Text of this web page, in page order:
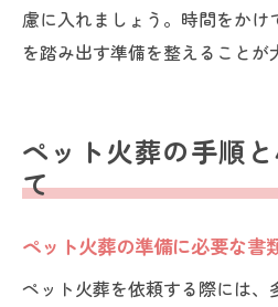
慮に入れましょう。時間をか
を踏み出す準備を整えることが
ペット火葬の手順
て
ペット火葬の準備に必要な書
ペット火葬を依頼する際には